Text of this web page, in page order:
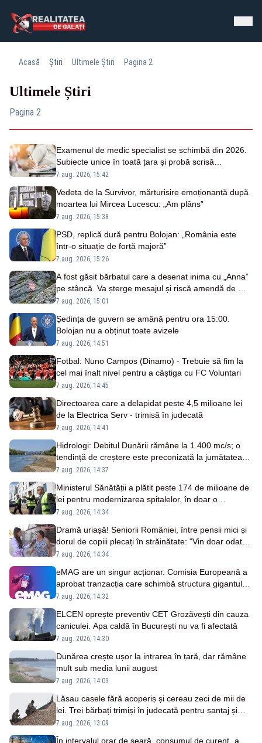
Acasă Știri Ultimele Știri Pagina 2
Ultimele Știri
Pagina 2
Examenul de medic specialist se schimbă din 2026.
Subiecte unice în toată țara și probă scrisă
organizată simultan
7 aug. 2026, 15:42
Vedeta de la Survivor, mărturisire emoționantă după
moartea lui Mircea Lucescu: „Am plâns”
7 aug. 2026, 15:38
PSD, replică dură pentru Bolojan: „România este
într-o situație de forță majoră”
7 aug. 2026, 15:26
A fost găsit bărbatul care a desenat inima cu „Anna”
pe stâncă. Va șterge mesajul și riscă amendă de mii
de lei
7 aug. 2026, 15:01
Ședința de guvern se amână pentru ora 15:00.
Bolojan nu a obținut toate avizele
7 aug. 2026, 14:51
Fotbal: Nuno Campos (Dinamo) - Trebuie să fim la
cel mai înalt nivel pentru a câștiga cu FC Voluntari
7 aug. 2026, 14:45
Directoarea care a delapidat peste 4,5 milioane lei
de la Electrica Serv - trimisă în judecată
7 aug. 2026, 14:41
Hidrologi: Debitul Dunării rămâne la 1.400 mc/s; o
tendință de creștere este preconizată la jumătatea
săptămânii viitoare
7 aug. 2026, 14:37
Ministerul Sănătății a plătit peste 174 de milioane de
lei pentru modernizarea spitalelor, în doar o
săptămână
7 aug. 2026, 14:34
Dramă uriașă! Seniorii României, între pensii mici și
dorul de copiii plecați în străinătate: "Vin doar odată
pe an"
7 aug. 2026, 14:34
eMAG are un singur acționar. Comisia Europeană a
aprobat tranzacția care schimbă structura gigantului
românesc
7 aug. 2026, 14:32
ELCEN oprește preventiv CET Grozăvești din cauza
caniculei. Apa caldă în București nu va fi afectată
7 aug. 2026, 14:30
Dunărea crește ușor la intrarea în țară, dar rămâne
mult sub media lunii august
7 aug. 2026, 14:03
Lăsau casele fără acoperiș și cereau zeci de mii de
lei. Trei bărbați trimiși în judecată pentru șantaj și
tâlhărie
7 aug. 2026, 13:09
În intervalul orar de seară, consumul de curent „a